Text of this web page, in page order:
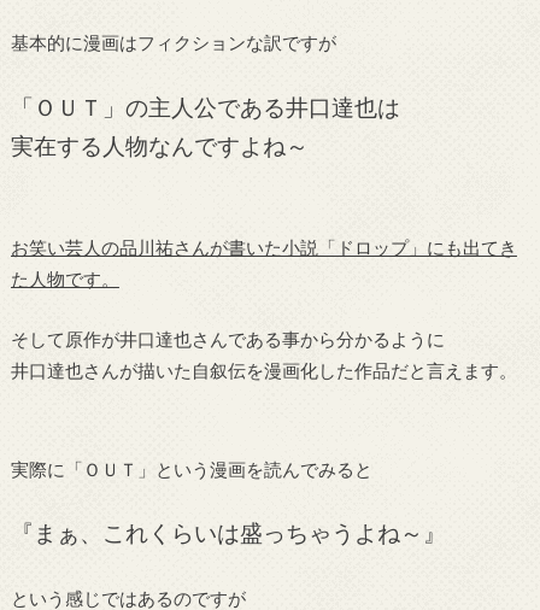
基本的に漫画はフィクションな訳ですが
「ＯＵＴ」の主人公である井口達也は
実在する人物なんですよね～
お笑い芸人の品川祐さんが書いた小説「ドロップ」にも出てき
た人物です。
そして原作が井口達也さんである事から分かるように
井口達也さんが描いた自叙伝を漫画化した作品だと言えます。
実際に「ＯＵＴ」という漫画を読んでみると
『まぁ、これくらいは盛っちゃうよね～』
という感じではあるのですが